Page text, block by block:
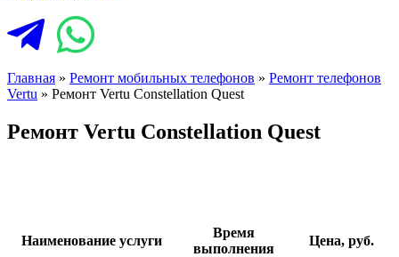
Главная » Ремонт мобильных телефонов » Ремонт телефонов
Vertu » Ремонт Vertu Constellation Quest
Ремонт Vertu Constellation Quest
Наименование услуги
Время
выполнения
Цена, руб.